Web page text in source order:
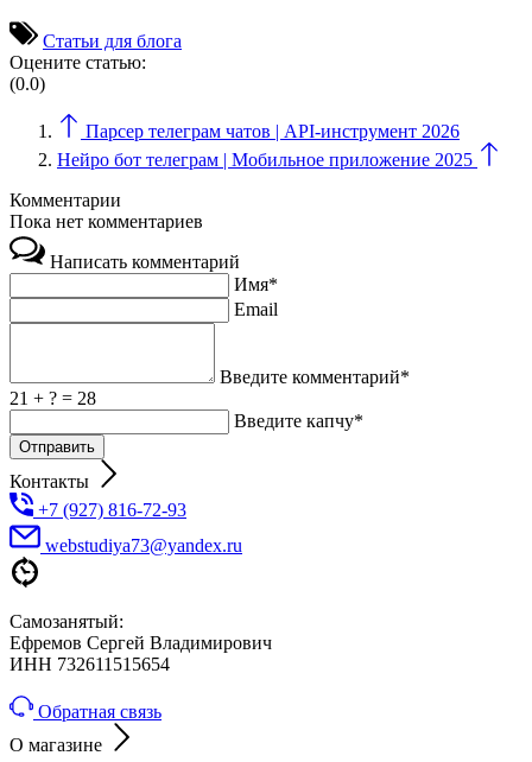
Статьи для блога
Оцените статью:
(0.0)
Парсер телеграм чатов | API-инструмент 2026
Нейро бот телеграм | Мобильное приложение 2025
Комментарии
Пока нет комментариев
Написать комментарий
Имя*
Email
Введите комментарий*
21 + ? = 28
Введите капчу*
Отправить
Контакты
+7 (927) 816-72-93
webstudiya73@yandex.ru
Самозанятый:
Ефремов Сергей Владимирович
ИНН 732611515654
Обратная связь
О магазине